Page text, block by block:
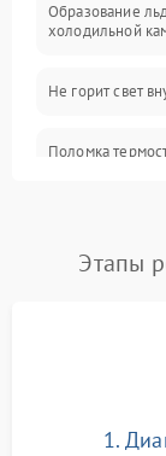
Образование
холодильной
Не горит свет
Поломка
Поломка
Этапы
1.